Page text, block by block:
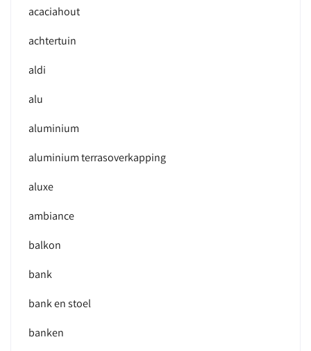
acaciahout
achtertuin
aldi
alu
aluminium
aluminium terrasoverkapping
aluxe
ambiance
balkon
bank
bank en stoel
banken